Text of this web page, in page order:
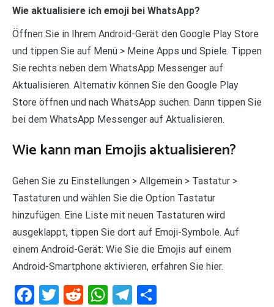
Wie aktualisiere ich emoji bei WhatsApp?
Öffnen Sie in Ihrem Android-Gerät den Google Play Store
und tippen Sie auf Menü > Meine Apps und Spiele. Tippen
Sie rechts neben dem WhatsApp Messenger auf
Aktualisieren. Alternativ können Sie den Google Play
Store öffnen und nach WhatsApp suchen. Dann tippen Sie
bei dem WhatsApp Messenger auf Aktualisieren.
Wie kann man Emojis aktualisieren?
Gehen Sie zu Einstellungen > Allgemein > Tastatur >
Tastaturen und wählen Sie die Option Tastatur
hinzufügen. Eine Liste mit neuen Tastaturen wird
ausgeklappt, tippen Sie dort auf Emoji-Symbole. Auf
einem Android-Gerät: Wie Sie die Emojis auf einem
Android-Smartphone aktivieren, erfahren Sie hier.
Facebook
Twitter
RedditWhatsApp
Telegram